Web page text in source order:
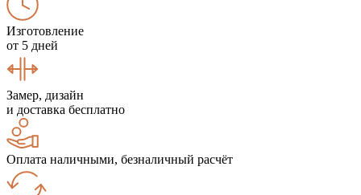
Изготовление
от 5 дней
Замер, дизайн
и доставка бесплатно
Оплата наличными, безналичный расчёт